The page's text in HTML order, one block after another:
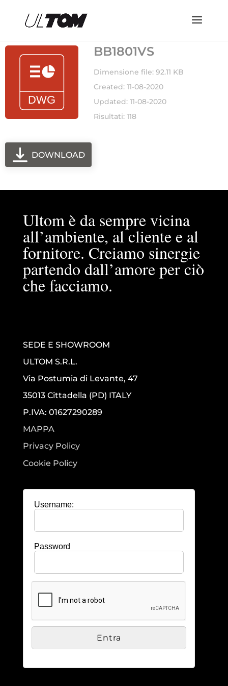
BB1801VS
Dimensione file: 92.11 KB
Created: 11-08-2020
Updated: 11-08-2020
Risultati: 118
DOWNLOAD
Ultom è da sempre vicina
all’ambiente, al cliente e al
fornitore. Creiamo sinergie
partendo dall’amore per ciò
che facciamo.
SEDE E SHOWROOM
ULTOM S.R.L.
Via Postumia di Levante, 47
35013 Cittadella (PD) ITALY
P.IVA: 01627290289
MAPPA
Privacy Policy
Cookie Policy
Username:
Password